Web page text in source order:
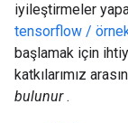
iyileştirmeler
tensorflow /
başlamak için
katkılarımız
bulunur.